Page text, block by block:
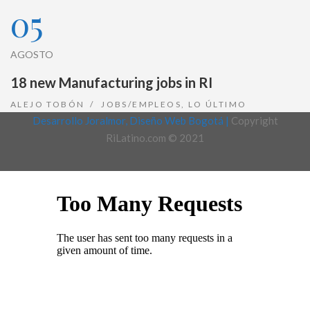
05
AGOSTO
18 new Manufacturing jobs in RI
ALEJO TOBÓN JOBS/EMPLEOS LO ÚLTIMO
Desarrollo Joralmor, Diseño Web Bogotá | Copyright
RiLatino.com © 2021